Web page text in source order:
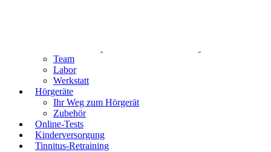
Team
Labor
Werkstatt
Hörgeräte
Ihr Weg zum Hörgerät
Zubehör
Online-Tests
Kinderversorgung
Tinnitus-Retraining